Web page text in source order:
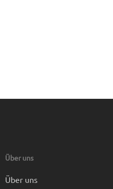
Über uns
Über uns